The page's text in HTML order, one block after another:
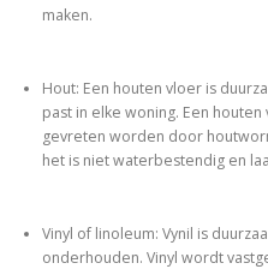
maken.
Hout: Een houten vloer is
past in elke woning. Een
gevreten worden door
het is niet waterbestendig en
Vinyl of linoleum: Vynil is
onderhouden. Vinyl wordt